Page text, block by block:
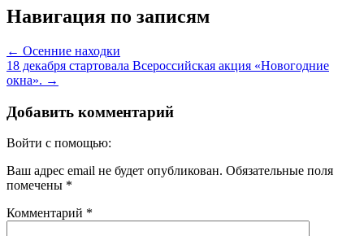
Навигация по записям
← Осенние находки
18 декабря стартовала Всероссийская акция «Новогодние
окна». →
Добавить комментарий
Войти с помощью:
Ваш адрес email не будет опубликован. Обязательные поля
помечены *
Комментарий *